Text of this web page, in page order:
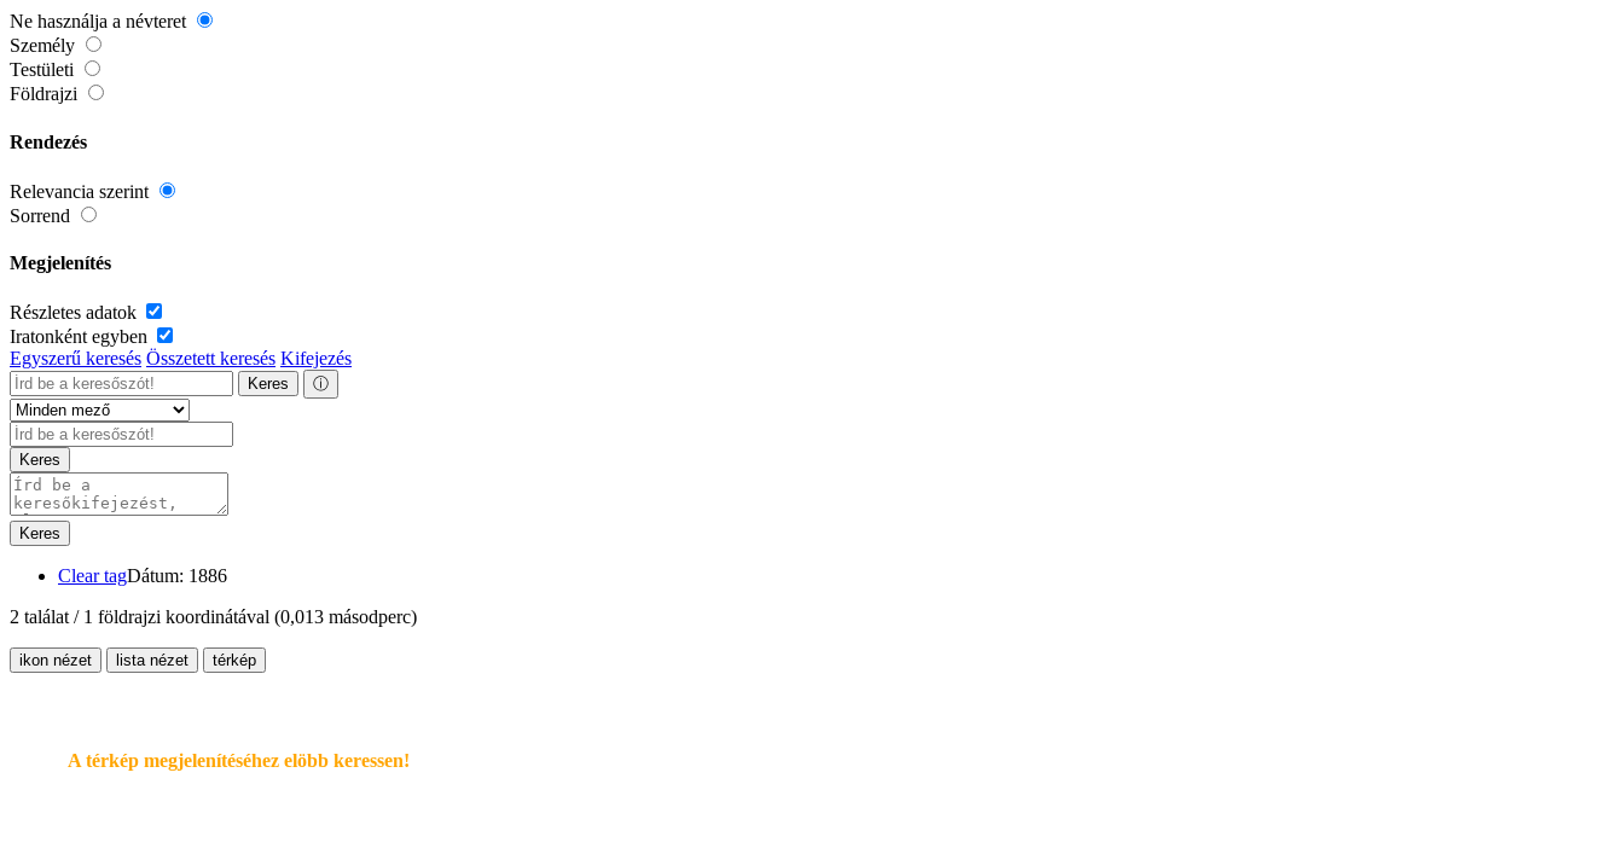
Ne használja a névteret
Személy
Testületi
Földrajzi
Rendezés
Relevancia szerint
Sorrend
Megjelenítés
Részletes adatok
Iratonként egyben
Egyszerű keresés Összetett keresés Kifejezés
Keres ⓘ
Keres
Keres
Clear tagDátum: 1886
2 találat / 1 földrajzi koordinátával (0,013 másodperc)
ikon nézet lista nézet térkép
A térkép megjelenítéséhez elöbb keressen!